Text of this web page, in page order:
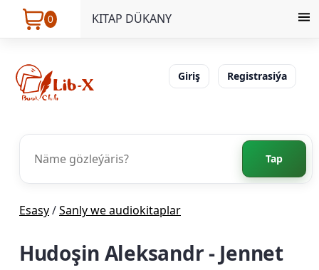
0 KITAP DÜKANY
Giriş Registrasiýa
Tap
Esasy/Sanly we audiokitaplar
Hudoşin Aleksandr - Jennet